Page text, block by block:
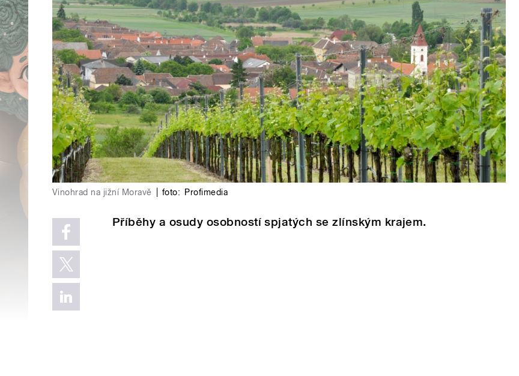
Vinohrad na jižní Moravě foto: Profimedia
Příběhy a osudy osobností spjatých se zlínským krajem.